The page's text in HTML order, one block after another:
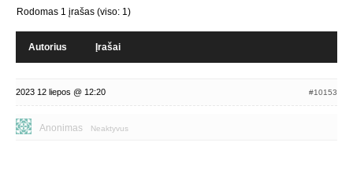
Rodomas 1 įrašas (viso: 1)
Autorius Įrašai
2023 12 liepos @ 12:20 #10153
Anonimas Neaktyvus